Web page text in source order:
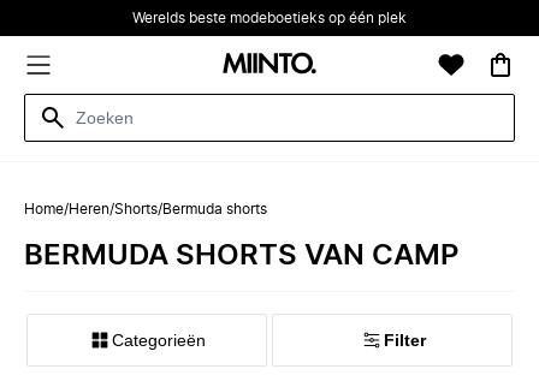
Werelds beste modeboetieks op één plek
Home/Heren/Shorts/Bermuda shorts
BERMUDA SHORTS VAN CAMP
Categorieën Filter